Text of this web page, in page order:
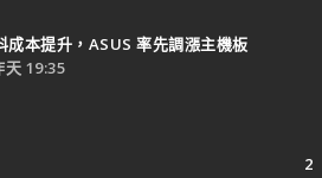
成本提升，ASUS 率先調漲主機板
天 19:35
2